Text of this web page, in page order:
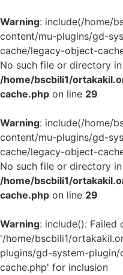
Warning: include(/home/
content/mu-plugins/gd-
cache/legacy-object-
No such file or directory in
/home/bscbili1/
cache.php on line 29
Warning: include(/home/
content/mu-plugins/gd-
cache/legacy-object-
No such file or directory in
/home/bscbili1/
cache.php on line 29
Warning: include(): Failed
'/home/bscbili1/
plugins/gd-system-
cache.php' for inclusion